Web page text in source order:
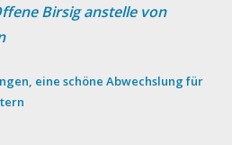
Birsig anstelle von
eine schöne Abwechslung für